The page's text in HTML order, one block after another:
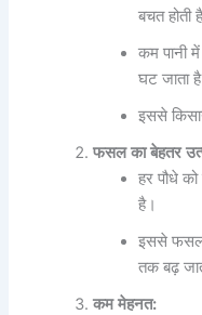
बचत होती
कम पानी
घट जाता
इससे
फसल का बेहतर
हर पौधे
है।
इससे फसल
तक बढ़
कम मेहनत: